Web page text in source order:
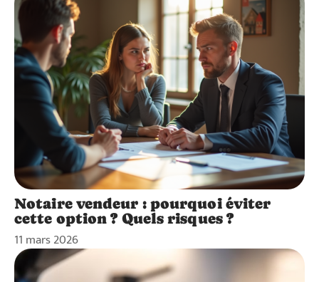
Notaire vendeur : pourquoi éviter
cette option ? Quels risques ?
11 mars 2026